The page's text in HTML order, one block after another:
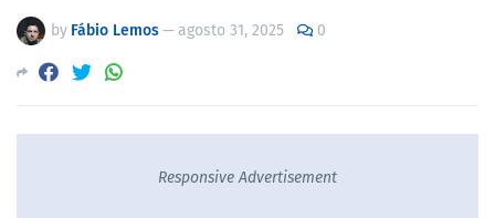
by Fábio Lemos—agosto 31, 2025 0
Responsive Advertisement